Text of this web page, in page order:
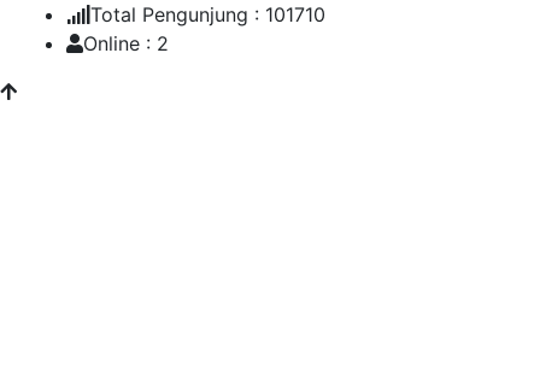
Total Pengunjung : 101710
Online : 2